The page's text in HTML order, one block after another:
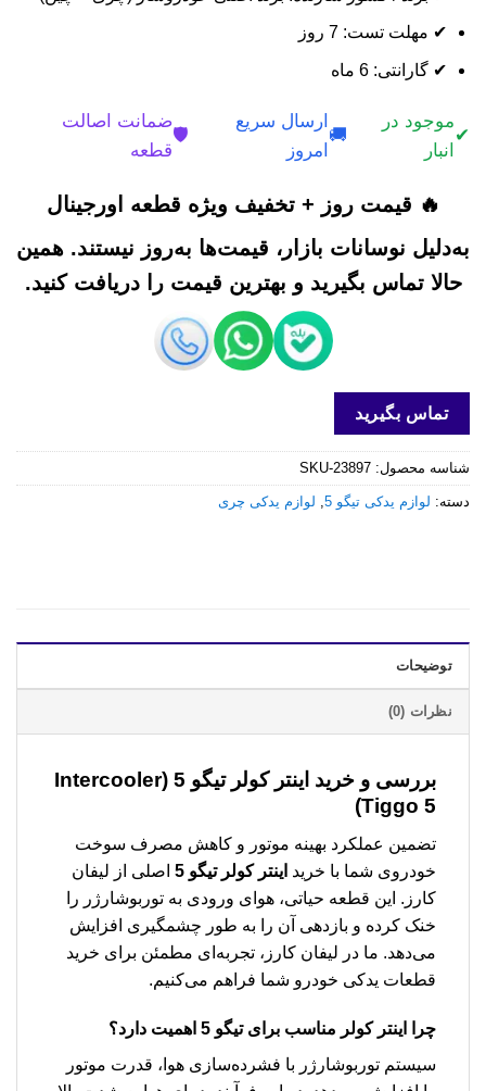
✔ مهلت تست: 7 روز
✔ گارانتی: 6 ماه
✔
موجود در
انبار
🚚
ارسال سریع
امروز
🛡️
ضمانت اصالت
قطعه
🔥 قیمت روز + تخفیف ویژه قطعه اورجینال
به‌دلیل نوسانات بازار، قیمت‌ها به‌روز نیستند. همین
حالا تماس بگیرید و بهترین قیمت را دریافت کنید.
تماس بگیرید
شناسه محصول: SKU-23897
دسته: لوازم یدکی تیگو 5 , لوازم یدکی چری
توضیحات
نظرات (0)
بررسی و خرید
اینتر کولر تیگو 5 (Intercooler
Tiggo 5)
تضمین عملکرد بهینه موتور و کاهش مصرف سوخت
خودروی شما با خرید اینتر کولر تیگو 5
اصلی از لیفان
کارز. این قطعه حیاتی، هوای ورودی به توربوشارژر را
خنک کرده و بازدهی آن را به طور چشمگیری افزایش
می‌دهد. ما در لیفان کارز، تجربه‌ای مطمئن برای خرید
قطعات یدکی خودرو شما فراهم می‌کنیم.
چرا اینتر کولر مناسب برای تیگو 5 اهمیت دارد؟
سیستم توربوشارژر با فشرده‌سازی هوا، قدرت موتور